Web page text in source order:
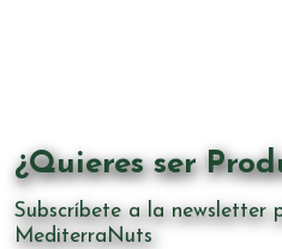
¿Quieres ser
Subscríbete a la newsletter
MediterraNuts